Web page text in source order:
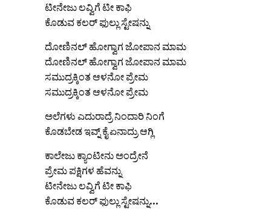
ಟೀನೇಜು ಲವ್ವಿಗೆ ಟೀ ಕಾಫಿ
ಕೊಡುವ ಕಲರ್ ಫುಲ್ಲು ಸ್ಟೇಷನ್ನು
ದೋಣಿನಲ್ ಹೋಗ್ವಾಗ ಜೋಪಾನ ಮಾಮ
ದೋಣಿನಲ್ ಹೋಗ್ವಾಗ ಜೋಪಾನ ಮಾಮ
ಸಮುದ್ರಕ್ಕಿಂತ ಆಳನೋ ಪ್ರೇಮ
ಸಮುದ್ರಕ್ಕಿಂತ ಆಳನೋ ಪ್ರೇಮ
ಅಲೆಗಳು ಎದುರಾದ್ರೆ ನಿಂದಾರಿ ನಿಂಗೆ
ಕೊಡಬೇಡ ಇವ್ನ್ ಕೈ ಏನಾದ್ರು ಆಗ್ಲಿ
ಕಾಲೇಜು ಕ್ಯಾಂಟೀನು ಅಂದ್ರೇನೆ
ಪ್ರೇಮ ಪಕ್ಷಿಗಳ ಹೆವನ್ನು
ಟೀನೇಜು ಲವ್ವಿಗೆ ಟೀ ಕಾಫಿ
ಕೊಡುವ ಕಲರ್ ಫುಲ್ಲು ಸ್ಟೇಷನ್ನು...